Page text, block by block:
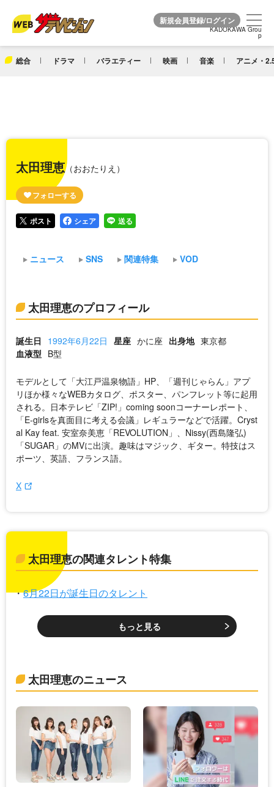
KADOKAWA Grou
p
総合 ドラマ バラエティー 映画 音楽 アニメ・
KADOKAWA Grou
p
太田理恵（おおたりえ）
ポスト シェア 送る
ニュース SNS 関連特集 VOD
太田理恵のプロフィール
誕生日 1992年6月22日 星座 かに座 出身地 東京都
血液型 B型
モデルとして「大江戸温泉物語」HP、「週刊じゃらん」アプ
リほか様々なWEBカタログ、ポスター、パンフレット等に起用
される。日本テレビ「ZIP!」coming soonコーナーレポート、
「E-girlsを真面目に考える会議」レギュラーなどで活躍。Cryst
al Kay feat. 安室奈美恵「REVOLUTION」、Nissy(西島隆弘)
「SUGAR」のMVに出演。趣味はマジック、ギター。特技はス
ポーツ、英語、フランス語。
X
太田理恵の関連タレント特集
6月22日が誕生日のタレント
もっと見る
太田理恵のニュース